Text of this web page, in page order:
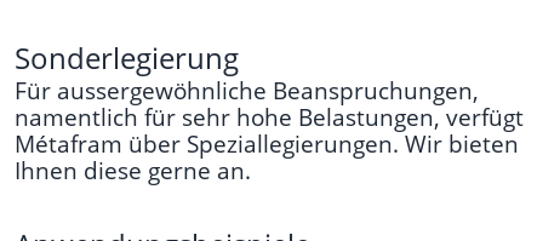
Sonderlegierung
Für aussergewöhnliche Beanspruchungen,
namentlich für sehr hohe Belastungen, verfügt
Métafram über Speziallegierungen. Wir bieten
Ihnen diese gerne an.